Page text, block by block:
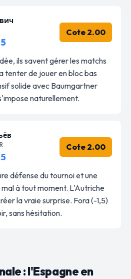
Cote 2.00
ils savent gérer les matchs
tenter de jouer en bloc bas
solide avec Baumgartner
naturellement.
Cote 2.00
défense du tournoi et une
à tout moment. L'Autriche
la vraie surprise. Fora (-1,5)
sans hésitation.
: l'Espagne en